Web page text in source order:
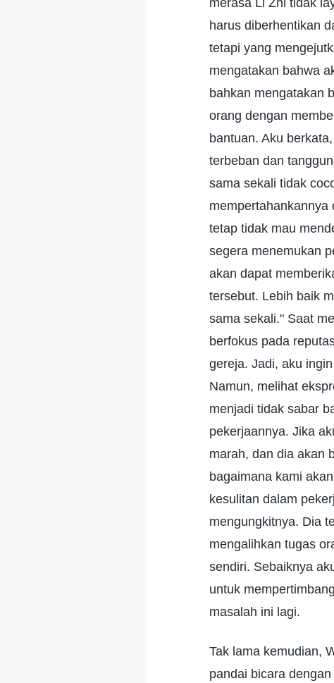
merasa Li Zhi tidak
harus diberhentikan
tetapi yang
mengatakan bahwa
bahkan mengatakan
orang dengan
bantuan. Aku
terbeban dan
sama sekali tidak
mempertahankannya
tetap tidak mau
segera menemukan
akan dapat
tersebut. Lebih baik
sama sekali." Saat
berfokus pada
gereja. Jadi, aku
Namun, melihat
menjadi tidak sabar
pekerjaannya. Jika
marah, dan dia akan
bagaimana kami
kesulitan dalam
mengungkitnya. Dia
mengalihkan tugas
sendiri. Sebaiknya
untuk
masalah ini lagi.
Tak lama kemudian,
pandai bicara